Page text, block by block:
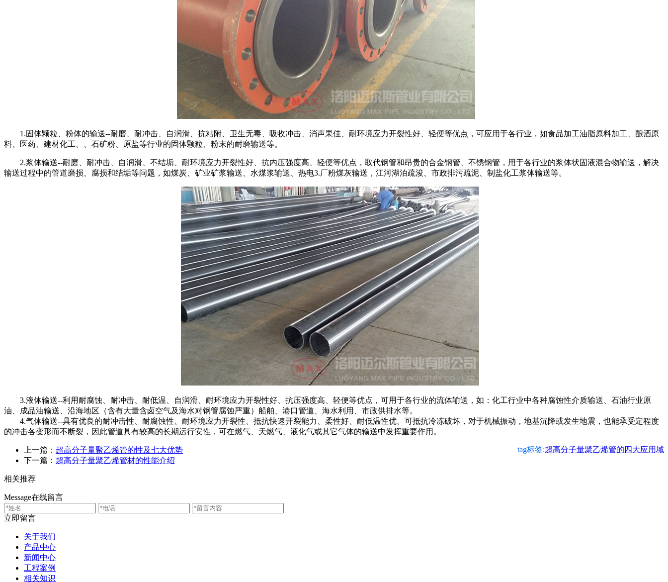
1.固体颗粒、粉体的输送--耐磨、耐冲击、自润滑、抗粘附、卫生无毒、吸收冲击、消声果佳、耐环境应力开裂性好、轻便等优点，可应用于各行业，如食品加工油脂原料加工、酿酒原
料、医药、建材化工、、石矿粉、原盐等行业的固体颗粒、粉末的耐磨输送等。
2.浆体输送--耐磨、耐冲击、自润滑、不结垢、耐环境应力开裂性好、抗内压强度高、轻便等优点，取代钢管和昂贵的合金钢管、不锈钢管，用于各行业的浆体状固液混合物输送，解决
输送过程中的管道磨损、腐损和结垢等问题，如煤炭、矿业矿浆输送、水煤浆输送、热电3.厂粉煤灰输送，江河湖泊疏浚、市政排污疏泥、制盐化工浆体输送等。
3.液体输送--利用耐腐蚀、耐冲击、耐低温、自润滑、耐环境应力开裂性好、抗压强度高、轻便等优点，可用于各行业的流体输送，如：化工行业中各种腐蚀性介质输送、石油行业原
油、成品油输送、沿海地区（含有大量含卤空气及海水对钢管腐蚀严重）船舶、港口管道、海水利用、市政供排水等。
4.气体输送--具有优良的耐冲击性、耐腐蚀性、耐环境应力开裂性、抵抗快速开裂能力、柔性好、耐低温性优、可抵抗冷冻破坏，对于机械振动，地基沉降或发生地震，也能承受定程度
的冲击各变形而不断裂，因此管道具有较高的长期运行安性，可在燃气、天燃气、液化气或其它气体的输送中发挥重要作用。
tag标签:超高分子量聚乙烯管的四大应用域
上一篇： 超高分子量聚乙烯管的性及七大优势
下一篇： 超高分子量聚乙烯管材的性能介绍
相关推荐
Message在线留言
立即留言
关于我们
产品中心
新闻中心
工程案例
相关知识